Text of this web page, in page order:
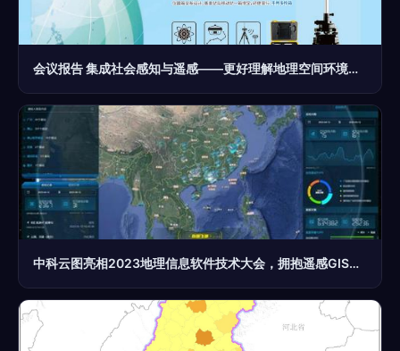
会议报告 集成社会感知与遥感——更好理解地理空间环境的宏伟蓝图
中科云图亮相2023地理信息软件技术大会，拥抱遥感GIS一体化新机遇